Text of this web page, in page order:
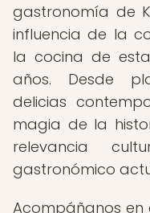
gastronomía de
influencia de la
la cocina de
años. Desde
delicias
magia de la
relevancia
gastronómico
Acompáñanos en